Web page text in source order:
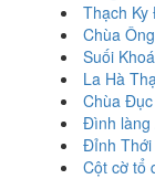
Thạch Ky
Chùa Ông
Suối
La Hà
Chùa Đục
Đình làng
Đỉnh Thới
Cột cờ tổ